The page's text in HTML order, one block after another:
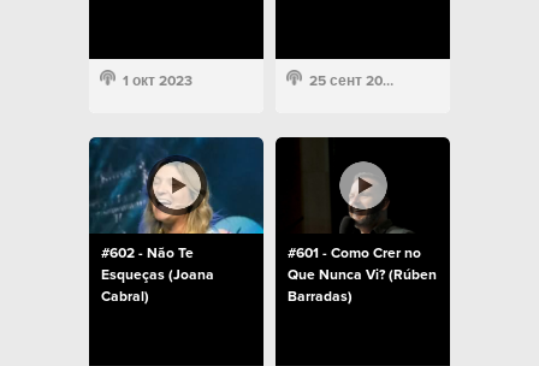
1 окт 2023 25 сент 2023
#602 - Não Te
Esqueças (Joana
Cabral)
#601 - Como Crer no
Que Nunca Vi? (Rúben
Barradas)